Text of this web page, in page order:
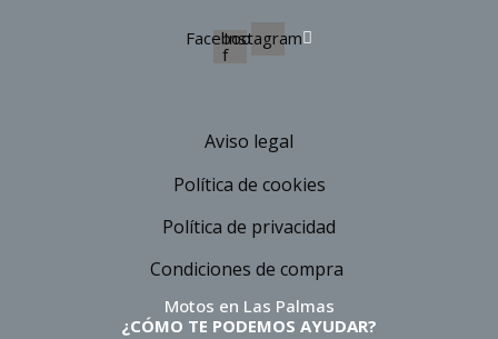
Facebook-
f
Instagram
Aviso legal
Política de cookies
Política de privacidad
Condiciones de compra
Motos en Las Palmas
¿CÓMO TE PODEMOS AYUDAR?